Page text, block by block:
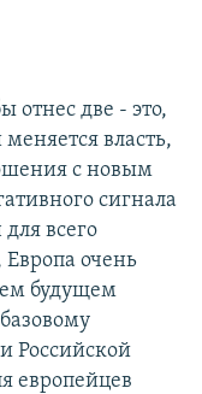
две - это,
власть,
с новым
сигнала
всего
очень
будущем
Российской
европейцев